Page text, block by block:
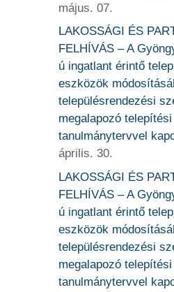
május. 07.
LAKOSSÁGI ÉS
FELHÍVÁS – A
ú ingatlant érintő
eszközök
településrendezési
megalapozó telepítési
tanulmánytervvel
április. 30.
LAKOSSÁGI ÉS
FELHÍVÁS – A
ú ingatlant érintő
eszközök
településrendezési
megalapozó telepítési
tanulmánytervvel